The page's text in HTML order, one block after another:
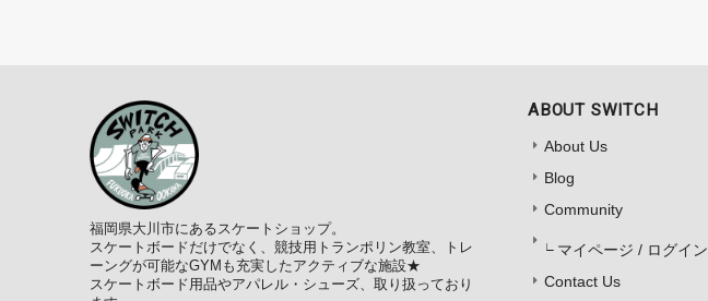
福岡県大川市にあるスケートショップ。
スケートボードだけでなく、競技用トランポリン教室、トレ
ーングが可能なGYMも充実したアクティブな施設★
スケートボード用品やアパレル・シューズ、取り扱っており
ABOUT SWITCH
About Us
Blog
Community
マイページ / ログイン
Contact Us